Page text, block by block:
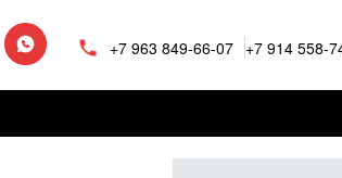
+7 963 849-66-07 +7 914 558-